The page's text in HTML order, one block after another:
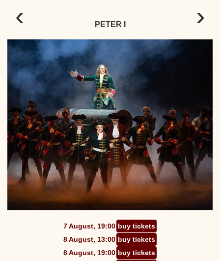
‹ ›
PETER I
7 August, 19:00 buy tickets
8 August, 13:00 buy tickets
8 August, 19:00 buy tickets